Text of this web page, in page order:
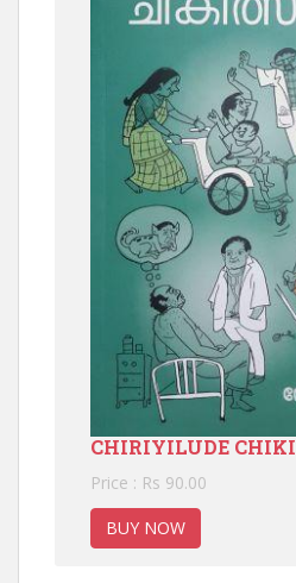
CHIRIYILUDE
Price : Rs 90.00
BUY NOW